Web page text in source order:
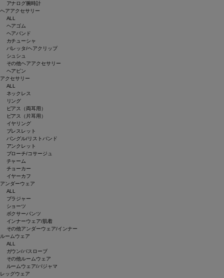
アナログ腕時計
ヘアアクセサリー
ALL
ヘアゴム
ヘアバンド
カチューシャ
バレッタ/ヘアクリップ
シュシュ
その他ヘアアクセサリー
ヘアピン
アクセサリー
ALL
ネックレス
リング
ピアス（両耳用）
ピアス（片耳用）
イヤリング
ブレスレット
バングル/リストバンド
アンクレット
ブローチ/コサージュ
チャーム
チョーカー
イヤーカフ
アンダーウェア
ALL
ブラジャー
ショーツ
ボクサーパンツ
インナーウェア/肌着
その他アンダーウェア/インナー
ルームウェア
ALL
ガウン/バスローブ
その他ルームウェア
ルームウェア/パジャマ
レッグウェア